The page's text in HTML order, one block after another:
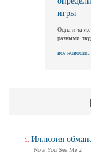
игры
Одна и та же
разными
все новости...
Иллюзия
Now You See Me 2